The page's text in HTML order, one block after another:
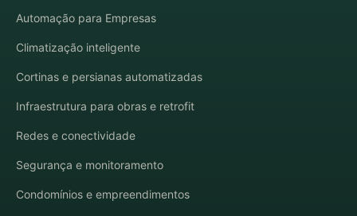
Automação para Empresas
Climatização inteligente
Cortinas e persianas automatizadas
Infraestrutura para obras e retrofit
Redes e conectividade
Segurança e monitoramento
Condomínios e empreendimentos